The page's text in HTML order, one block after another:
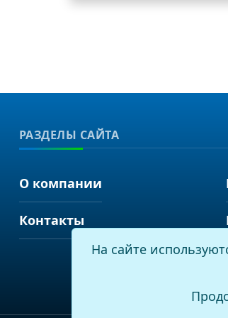
РАЗДЕЛЫ САЙТА
О компании
Контакты
На сайте